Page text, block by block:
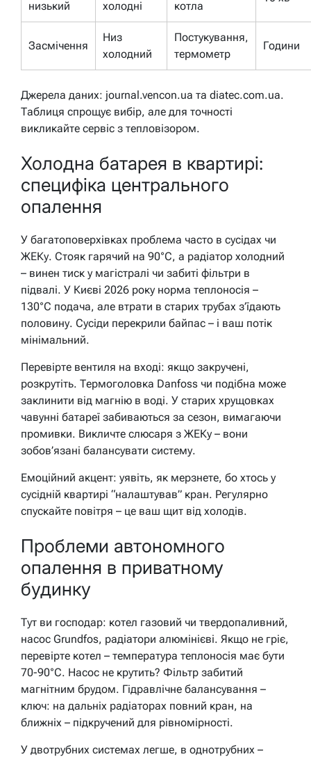
низький холодні котла
Засмічення
Низ
холодний
Постукування,
термометр
Години
Джерела даних: journal.vencon.ua та diatec.com.ua.
Таблиця спрощує вибір, але для точності
викликайте сервіс з тепловізором.
Холодна батарея в квартирі:
специфіка центрального
опалення
У багатоповерхівках проблема часто в сусідах чи
ЖЕКу. Стояк гарячий на 90°C, а радіатор холодний
– винен тиск у магістралі чи забиті фільтри в
підвалі. У Києві 2026 року норма теплоносія –
130°C подача, але втрати в старих трубах з’їдають
половину. Сусіди перекрили байпас – і ваш потік
мінімальний.
Перевірте вентиля на вході: якщо закручені,
розкрутіть. Термоголовка Danfoss чи подібна може
заклинити від магнію в воді. У старих хрущовках
чавунні батареї забиваються за сезон, вимагаючи
промивки. Викличте слюсаря з ЖЕКу – вони
зобов’язані балансувати систему.
Емоційний акцент: уявіть, як мерзнете, бо хтось у
сусідній квартирі “налаштував” кран. Регулярно
спускайте повітря – це ваш щит від холодів.
Проблеми автономного
опалення в приватному
будинку
Тут ви господар: котел газовий чи твердопаливний,
насос Grundfos, радіатори алюмінієві. Якщо не гріє,
перевірте котел – температура теплоносія має бути
70-90°C. Насос не крутить? Фільтр забитий
магнітним брудом. Гідравлічне балансування –
ключ: на дальніх радіаторах повний кран, на
ближніх – підкручений для рівномірності.
У двотрубних системах легше, в однотрубних –